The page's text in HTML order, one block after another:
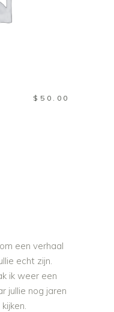
$ 50.00
een verhaal
echt zijn.
ik weer een
jullie nog jaren